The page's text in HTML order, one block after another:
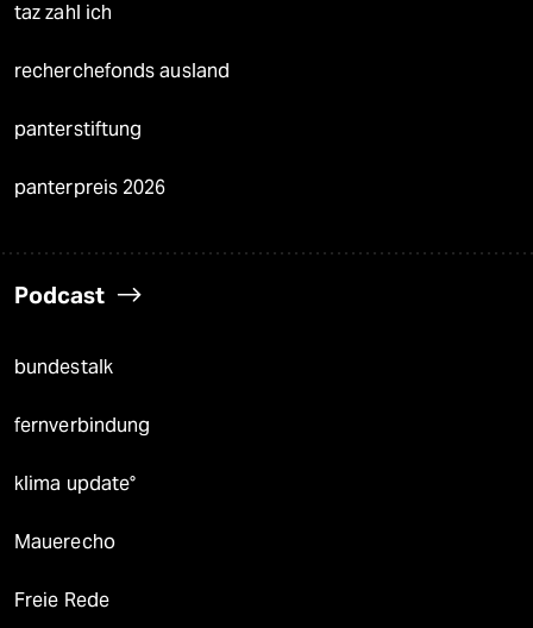
taz zahl ich
recherchefonds ausland
panterstiftung
panterpreis 2026
Podcast
bundestalk
fernverbindung
klima update°
Mauerecho
Freie Rede